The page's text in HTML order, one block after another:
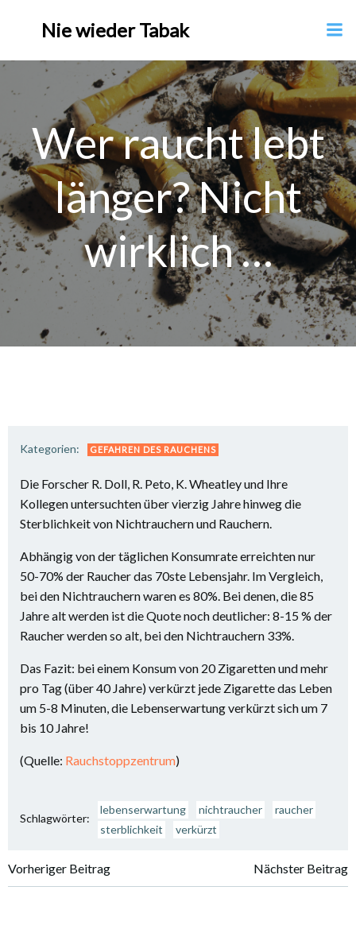
Nie wieder Tabak
Wer raucht lebt
länger? Nicht
wirklich …
Kategorien: GEFAHREN DES RAUCHENS
Die Forscher R. Doll, R. Peto, K. Wheatley und Ihre
Kollegen untersuchten über vierzig Jahre hinweg die
Sterblichkeit von Nichtrauchern und Rauchern.
Abhängig von der täglichen Konsumrate erreichten nur
50-70% der Raucher das 70ste Lebensjahr. Im Vergleich,
bei den Nichtrauchern waren es 80%. Bei denen, die 85
Jahre alt werden ist die Quote noch deutlicher: 8-15 % der
Raucher werden so alt, bei den Nichtrauchern 33%.
Das Fazit: bei einem Konsum von 20 Zigaretten und mehr
pro Tag (über 40 Jahre) verkürzt jede Zigarette das Leben
um 5-8 Minuten, die Lebenserwartung verkürzt sich um 7
bis 10 Jahre!
(Quelle: Rauchstoppzentrum)
Schlagwörter:
lebenserwartung nichtraucher
raucher
sterblichkeit
verkürzt
Vorheriger Beitrag Nächster Beitrag